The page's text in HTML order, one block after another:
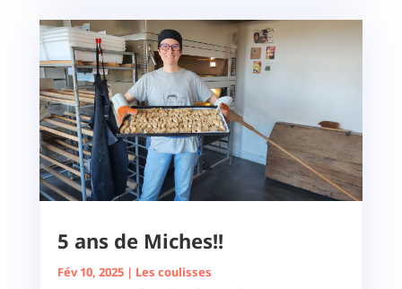
5 ans de Miches!!
Fév 10, 2025| Les coulisses